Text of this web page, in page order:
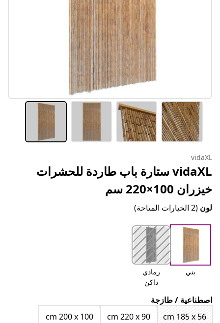
vidaXL
vidaXL ستارة باب طاردة للحشرات
خيزران 100×220 سم
لون (2 الخيارات المتاحة)
بني
رمادي
داكن
اصطناعية / طازجة
cm 185 x 56
cm 220 x 90
cm 200 x 100